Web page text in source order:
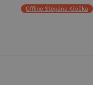
Offline Štěpána Křečka